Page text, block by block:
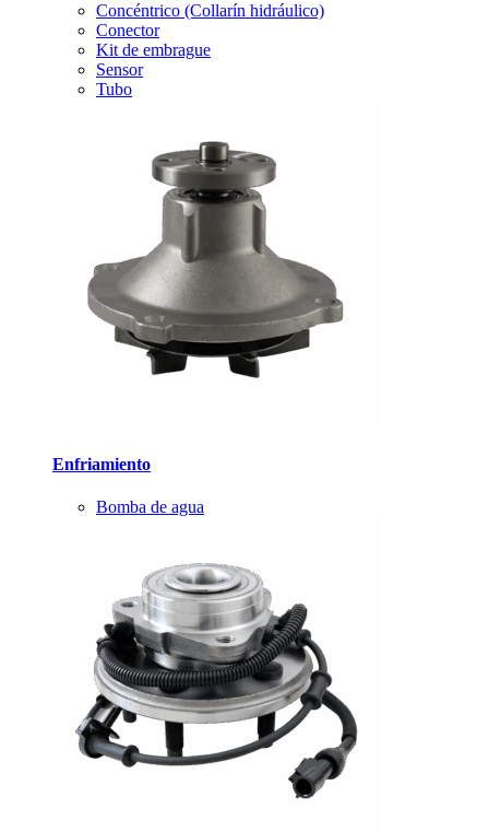
Concéntrico (Collarín hidráulico)
Conector
Kit de embrague
Sensor
Tubo
Enfriamiento
Bomba de agua